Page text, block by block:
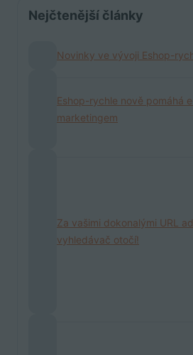
Nejčtenější články
Novinky ve vývoji Eshop-
Eshop-rychle nově pomáhá
marketingem
Za vašimi dokonalými URL
vyhledávač otočí!